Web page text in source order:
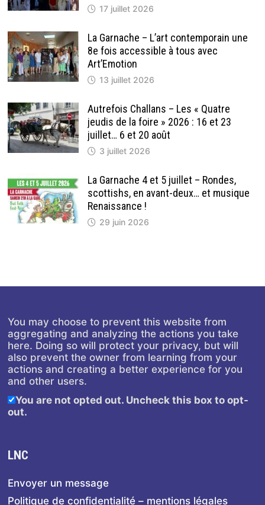
17 juillet 2026
La Garnache – L’art contemporain une
8e fois accessible à tous avec
Art’Emotion
13 juillet 2026
Autrefois Challans – Les « Quatre
jeudis de la foire » 2026 : 16 et 23
juillet… 6 et 20 août
3 juillet 2026
La Garnache 4 et 5 juillet – Rondes,
scottishs, en avant-deux… et musique
Renaissance !
29 juin 2026
You may choose to prevent this website from
aggregating and analyzing the actions you take
here. Doing so will protect your privacy, but will
also prevent the owner from learning from your
actions and creating a better experience for you
and other users.
You are not opted out. Uncheck this box to opt-
out.
LNC
Envoyer un message
Politique de confidentialité – mentions légales